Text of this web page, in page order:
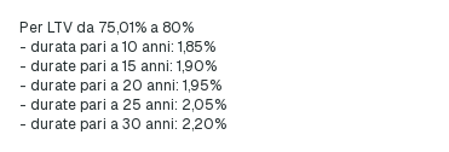
Per LTV da 75,01% a 80%
- durata pari a 10 anni: 1,85%
- durate pari a 15 anni: 1,90%
- durate pari a 20 anni: 1,95%
- durate pari a 25 anni: 2,05%
- durate pari a 30 anni: 2,20%